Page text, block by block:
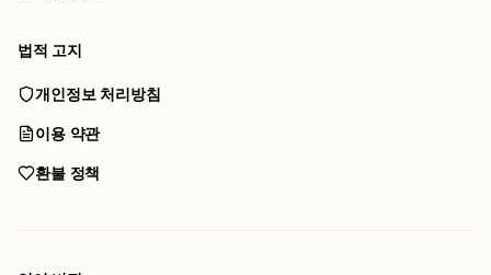
법적 고지
개인정보 처리방침
이용 약관
환불 정책
Nano Banana 2